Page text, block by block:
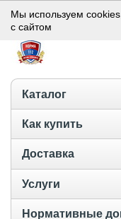
Каталог
Как купить
Доставка
Услуги
Нормативные
Мы используем
с сайтом